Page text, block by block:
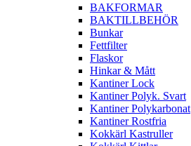
BAKFORMAR
BAKTILLBEHÖR
Bunkar
Fettfilter
Flaskor
Hinkar & Mått
Kantiner Lock
Kantiner Polyk. Svart
Kantiner Polykarbonat
Kantiner Rostfria
Kokkärl Kastruller